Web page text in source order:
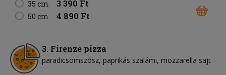
35 cm 3 390 Ft
50 cm 4 890 Ft
3. Firenze pizza
paradicsomszósz paprikás szalámi mozzarella sajt